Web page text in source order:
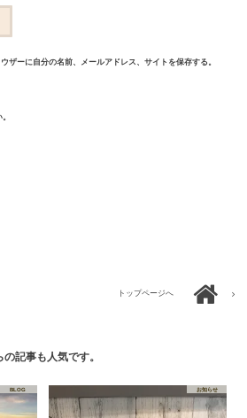
ザーに自分の名前、メールアドレス、サイトを保存する。
トップページへ
の記事も人気です。
BLOG お知らせ